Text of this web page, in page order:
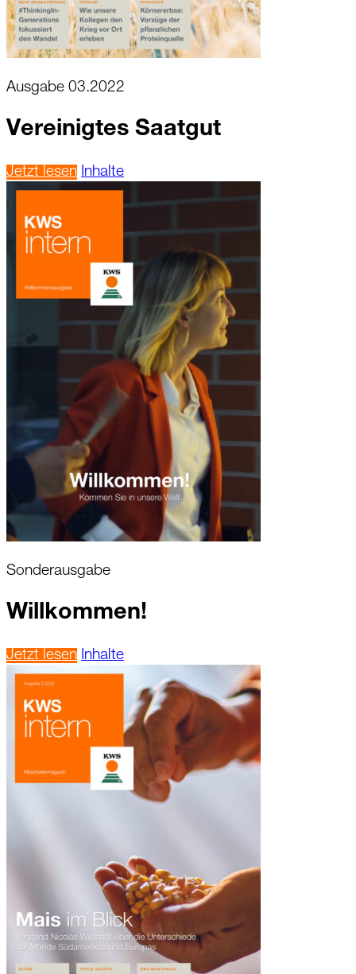
Ausgabe 03.2022
Vereinigtes Saatgut
Jetzt lesen Inhalte
Sonderausgabe
Willkommen!
Jetzt lesen Inhalte